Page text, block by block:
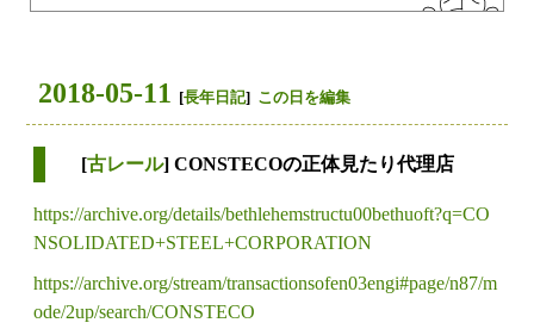
2018-05-11 [長年日記] この日を編集
[古レール] CONSTECOの正体見たり代理店
https://archive.org/details/bethlehemstructu00bethuoft?q=CO
NSOLIDATED+STEEL+CORPORATION
https://archive.org/stream/transactionsofen03engi#page/n87/m
ode/2up/search/CONSTECO